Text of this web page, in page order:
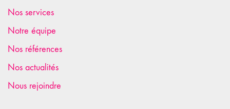
Nos services
Notre équipe
Nos références
Nos actualités
Nous rejoindre